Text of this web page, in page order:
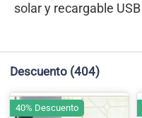
solar y recargable USB
Descuento (404)
40% Descuento